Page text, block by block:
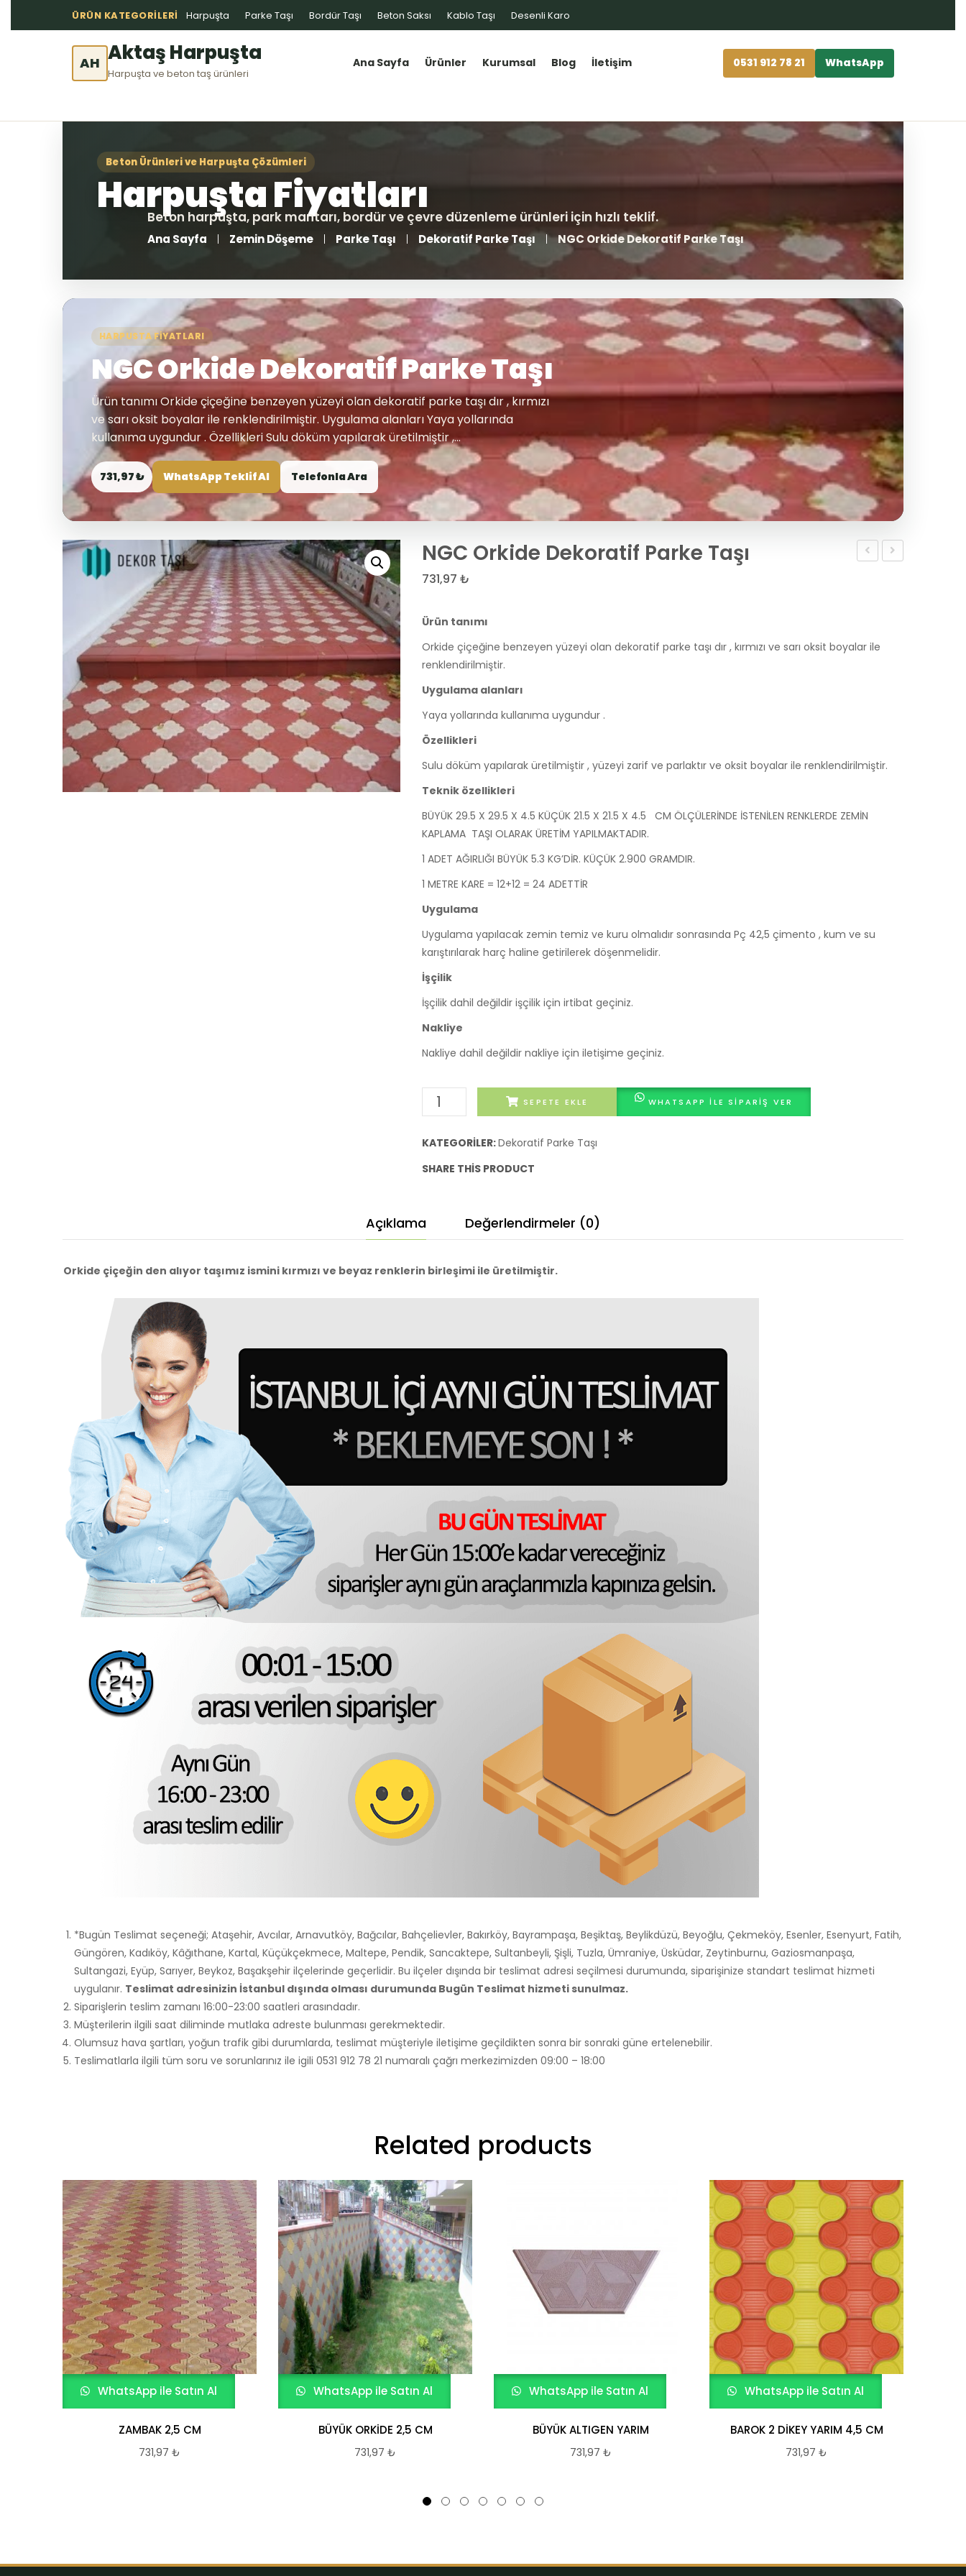
ÜRÜN KATEGORILERI Harpuşta Parke Taşı Bordür Taşı Beton Saksı Kablo Taşı Desenli Karo
AH Aktaş Harpuşta
Harpuşta ve beton taş ürünleri
Ana Sayfa Ürünler Kurumsal Blog İletişim 0531 912 78 21 WhatsApp
Ana Sayfa Zemin Döşeme Parke Taşı Dekoratif Parke Taşı NGC Orkide Dekoratif Parke Taşı
HARPUSTA FIYATLARI
NGC Orkide Dekoratif Parke Taşı
Ürün tanımı Orkide çiçeğine benzeyen yüzeyi olan dekoratif parke taşı dır , kırmızı
ve sarı oksit boyalar ile renklendirilmiştir. Uygulama alanları Yaya yollarında
kullanıma uygundur . Özellikleri Sulu döküm yapılarak üretilmiştir ,...
731,97 ₺ WhatsApp Teklif Al Telefonla Ara
NGC Orkide Dekoratif Parke Taşı
731,97 ₺
Ürün tanımı
Orkide çiçeğine benzeyen yüzeyi olan dekoratif parke taşı dır , kırmızı ve sarı oksit boyalar ile
renklendirilmiştir.
Uygulama alanları
Yaya yollarında kullanıma uygundur .
Özellikleri
Sulu döküm yapılarak üretilmiştir , yüzeyi zarif ve parlaktır ve oksit boyalar ile renklendirilmiştir.
Teknik özellikleri
BÜYÜK 29.5 X 29.5 X 4.5 KÜÇÜK 21.5 X 21.5 X 4.5 CM ÖLÇÜLERİNDE İSTENİLEN RENKLERDE ZEMİN
KAPLAMA TAŞI OLARAK ÜRETİM YAPILMAKTADIR.
1 ADET AĞIRLIĞI BÜYÜK 5.3 KG’DİR. KÜÇÜK 2.900 GRAMDIR.
1 METRE KARE = 12+12 = 24 ADETTİR
Uygulama
Uygulama yapılacak zemin temiz ve kuru olmalıdır sonrasında Pç 42,5 çimento , kum ve su
karıştırılarak harç haline getirilerek döşenmelidir.
İşçilik
İşçilik dahil değildir işçilik için irtibat geçiniz.
Nakliye
Nakliye dahil değildir nakliye için iletişime geçiniz.
NGC
Orkide
Parke
Taşı
SEPETE EKLE WHATSAPP ILE SIPARIŞ VER
KATEGORILER:Dekoratif Parke Taşı
SHARE THIS PRODUCT
Açıklama Değerlendirmeler (0)
Orkide çiçeğin den alıyor taşımız ismini kırmızı ve beyaz renklerin birleşimi ile üretilmiştir.
*Bugün Teslimat seçeneği; Ataşehir, Avcılar, Arnavutköy, Bağcılar, Bahçelievler, Bakırköy, Bayrampaşa, Beşiktaş, Beylikdüzü, Beyoğlu, Çekmeköy, Esenler, Esenyurt, Fatih,
Güngören, Kadıköy, Kâğıthane, Kartal, Küçükçekmece, Maltepe, Pendik, Sancaktepe, Sultanbeyli, Şişli, Tuzla, Ümraniye, Üsküdar, Zeytinburnu, Gaziosmanpaşa,
Sultangazi, Eyüp, Sarıyer, Beykoz, Başakşehir ilçelerinde geçerlidir. Bu ilçeler dışında bir teslimat adresi seçilmesi durumunda, siparişinize standart teslimat hizmeti
uygulanır. Teslimat adresinizin İstanbul dışında olması durumunda Bugün Teslimat hizmeti sunulmaz.
Siparişlerin teslim zamanı 16:00-23:00 saatleri arasındadır.
Müşterilerin ilgili saat diliminde mutlaka adreste bulunması gerekmektedir.
Olumsuz hava şartları, yoğun trafik gibi durumlarda, teslimat müşteriyle iletişime geçildikten sonra bir sonraki güne ertelenebilir.
Teslimatlarla ilgili tüm soru ve sorunlarınız ile igili 0531 912 78 21 numaralı çağrı merkezimizden 09:00 – 18:00
Related products
WhatsApp ile Satın Al
ZAMBAK 2,5 CM
731,97 ₺
WhatsApp ile Satın Al
BÜYÜK ORKİDE 2,5 CM
731,97 ₺
WhatsApp ile Satın Al
BÜYÜK ALTIGEN YARIM
731,97 ₺
WhatsApp ile Satın Al
BAROK 2 DİKEY YARIM 4,5 CM
731,97 ₺